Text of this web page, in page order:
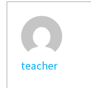
teacher